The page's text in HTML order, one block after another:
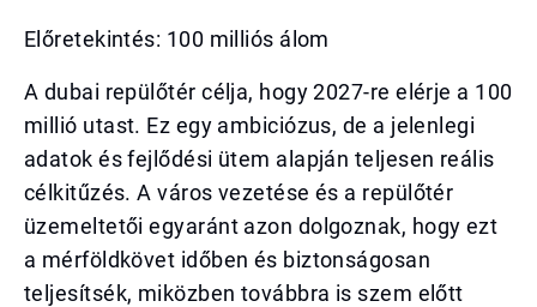
Előretekintés: 100 milliós álom
A dubai repülőtér célja, hogy 2027-re elérje a 100
millió utast. Ez egy ambiciózus, de a jelenlegi
adatok és fejlődési ütem alapján teljesen reális
célkitűzés. A város vezetése és a repülőtér
üzemeltetői egyaránt azon dolgoznak, hogy ezt
a mérföldkövet időben és biztonságosan
teljesítsék, miközben továbbra is szem előtt